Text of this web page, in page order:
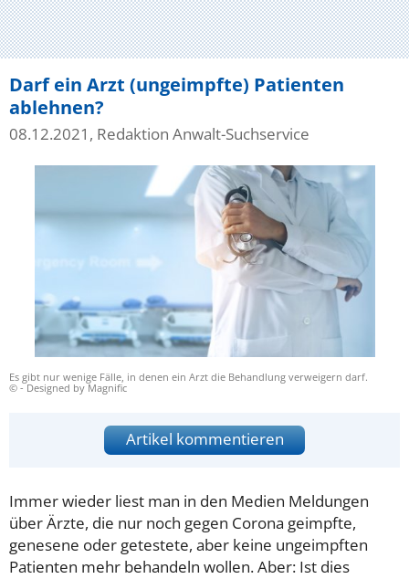
Darf ein Arzt (ungeimpfte) Patienten
ablehnen?
08.12.2021, Redaktion Anwalt-Suchservice
Es gibt nur wenige Fälle, in denen ein Arzt die Behandlung verweigern darf.
© - Designed by Magnific
Artikel kommentieren
Immer wieder liest man in den Medien Meldungen
über Ärzte, die nur noch gegen Corona geimpfte,
genesene oder getestete, aber keine ungeimpften
Patienten mehr behandeln wollen. Aber: Ist dies